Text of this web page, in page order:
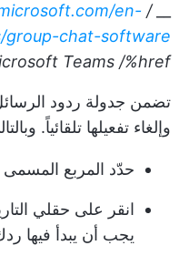
/ href/
en-
group-chat-software
Teams /%href/
تضمن جدولة ردود الرسائل
وإلغاء تفعيلها تلقائياً.
حدّد المربع
انقر على حقلي
يجب أن يبدأ فيها